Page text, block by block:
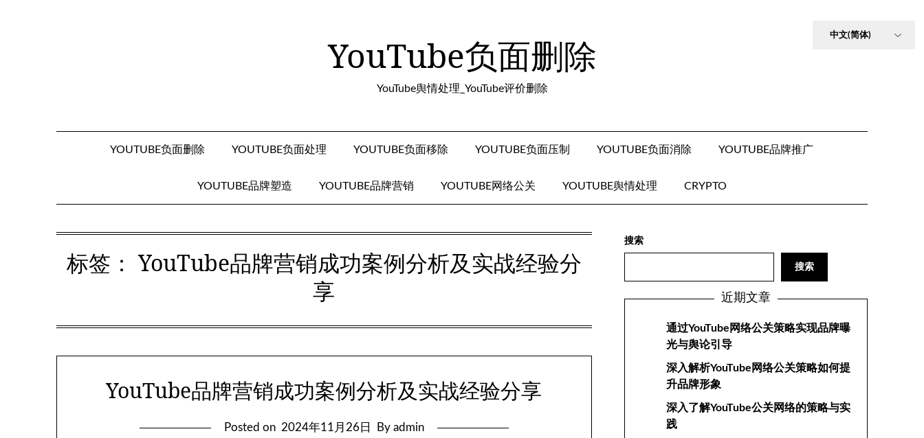
YouTube负面删除
YouTube舆情处理_YouTube评价删除
YOUTUBE负面删除 YOUTUBE负面处理 YOUTUBE负面移除 YOUTUBE负面压制 YOUTUBE负面消除 YOUTUBE品牌推广
YOUTUBE品牌塑造 YOUTUBE品牌营销 YOUTUBE网络公关 YOUTUBE舆情处理 CRYPTO
标签：YouTube品牌营销成功案例分析及实战经验分
享
YouTube品牌营销成功案例分析及实战经验分享
Posted on 2024年11月26日 By admin
搜索
搜索
近期文章
通过YouTube网络公关策略实现品牌曝
光与舆论引导
深入解析YouTube网络公关策略如何提
升品牌形象
深入了解YouTube公关网络的策略与实
践